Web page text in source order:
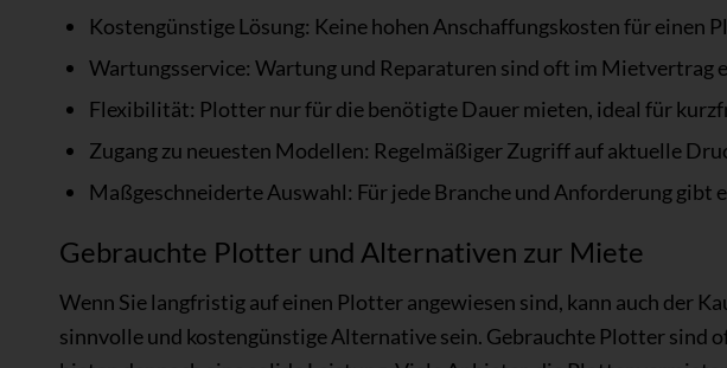
Kostengünstige Lösung: Keine hohen Anschaffungskosten für einen
Wartungsservice: Wartung und Reparaturen sind oft im Mietvertrag
Flexibilität: Plotter nur für die benötigte Dauer mieten, ideal für
Zugang zu neuesten Modellen: Regelmäßiger Zugriff auf aktuelle
Maßgeschneiderte Auswahl: Für jede Branche und Anforderung gibt
Gebrauchte Plotter und Alternativen zur Miete
Wenn Sie langfristig auf einen Plotter angewiesen sind, kann auch der
sinnvolle und kostengünstige Alternative sein. Gebrauchte Plotter sind